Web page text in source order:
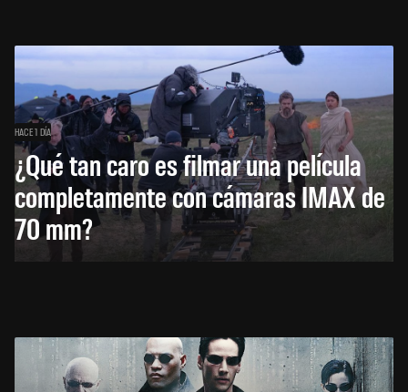
HACE 1 DÍA
¿Qué tan caro es filmar una película
completamente con cámaras IMAX de
70 mm?